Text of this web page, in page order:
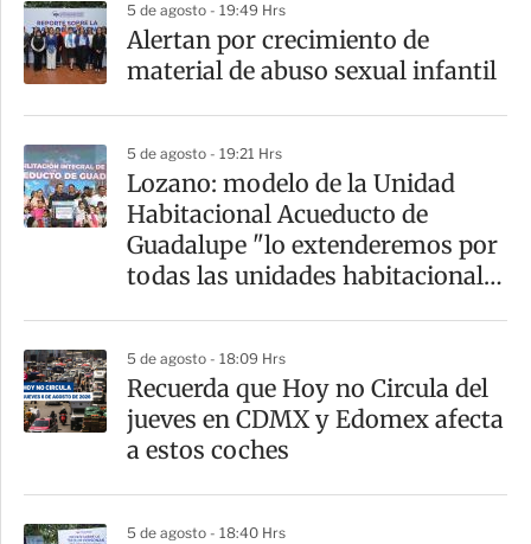
a
r
t
r
5 de agosto - 19:49 Hrs
Alertan por crecimiento de
material de abuso sexual infantil
5 de agosto - 19:21 Hrs
Lozano: modelo de la Unidad
Habitacional Acueducto de
Guadalupe "lo extenderemos por
todas las unidades habitacionales
5 de agosto - 18:09 Hrs
Recuerda que Hoy no Circula del
jueves en CDMX y Edomex afecta
a estos coches
5 de agosto - 18:40 Hrs